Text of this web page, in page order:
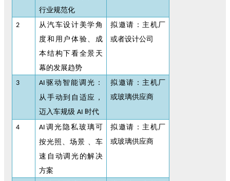
行业规范化
2
从汽车设计美学角
度和用户体验、成
本结构下看全景天
幕的发展趋势
拟邀请：主机厂
或者设计公司
3 AI 驱动智能调光：
从手动到自适应，
迈入车规级AI 时代
拟邀请：主机厂
或玻璃供应商
4 AI 调光隐私玻璃可
按光照、场景 、车
速自动调光的解决
方案
拟邀请：主机厂
或玻璃供应商